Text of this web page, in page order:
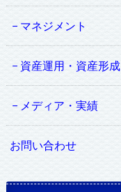
マネジメント
資産運用・資産形成
メディア・実績
お問い合わせ